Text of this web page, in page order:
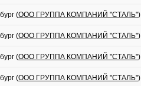
(ООО ГРУППА КОМПАНИЙ "СТАЛЬ")
(ООО ГРУППА КОМПАНИЙ "СТАЛЬ")
(ООО ГРУППА КОМПАНИЙ "СТАЛЬ")
(ООО ГРУППА КОМПАНИЙ "СТАЛЬ")